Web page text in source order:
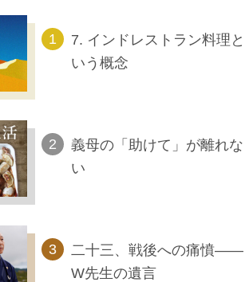
7. インドレストラン料理と
いう概念
義母の「助けて」が離れな
い
二十三、戦後への痛憤――
W先生の遺言